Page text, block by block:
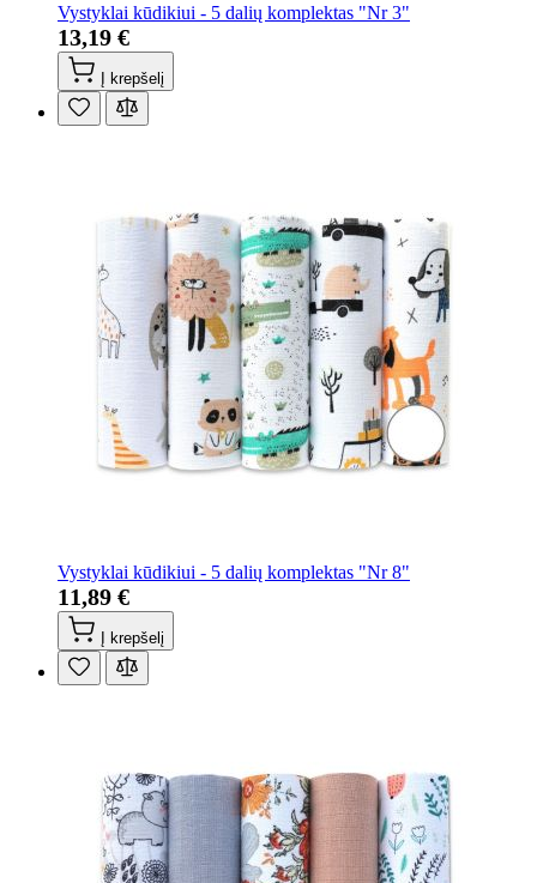
Vystyklai kūdikiui - 5 dalių komplektas "Nr 3"
13,19 €
Į krepšelį
Vystyklai kūdikiui - 5 dalių komplektas "Nr 8"
11,89 €
Į krepšelį